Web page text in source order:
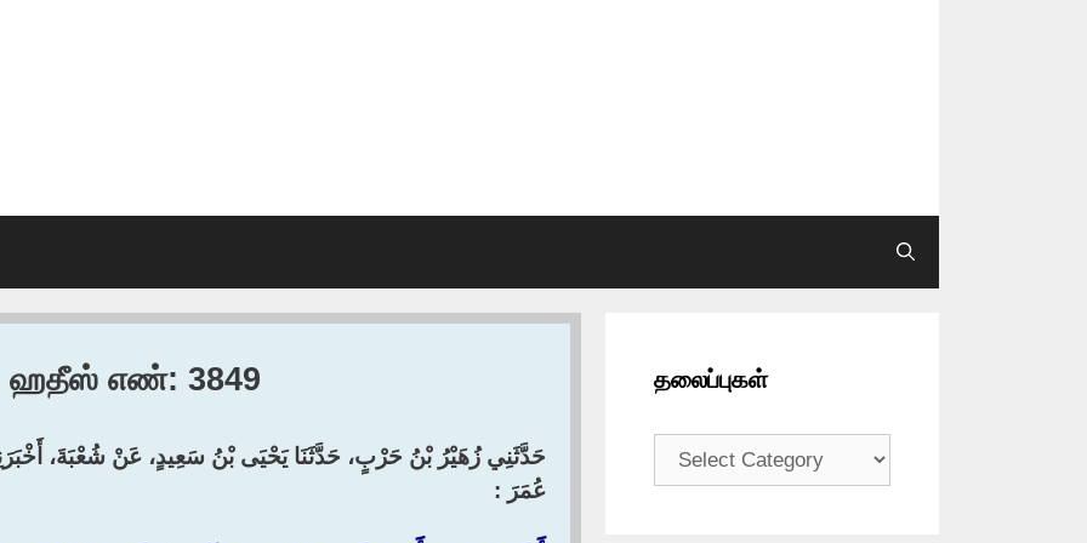
ஹதீஸ் எண்: 3849
حَدَّثَنِي زُهَيْرُ بْنُ حَرْبٍ، حَدَّثَنَا يَحْيَى بْنُ سَعِيدٍ، عَنْ شُعْبَةَ،
عُمَرَ :‏
தலைப்புகள்
தலைப்புகள்